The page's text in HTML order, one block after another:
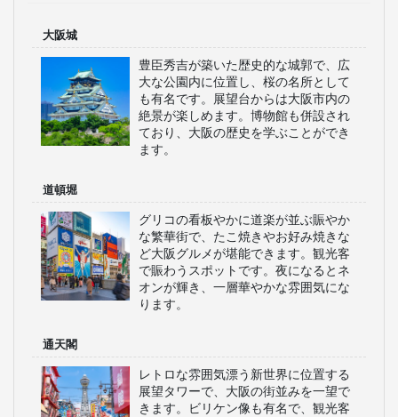
大阪城
豊臣秀吉が築いた歴史的な城郭で、広
大な公園内に位置し、桜の名所として
も有名です。展望台からは大阪市内の
絶景が楽しめます。博物館も併設され
ており、大阪の歴史を学ぶことができ
ます。
道頓堀
グリコの看板やかに道楽が並ぶ賑やか
な繁華街で、たこ焼きやお好み焼きな
ど大阪グルメが堪能できます。観光客
で賑わうスポットです。夜になるとネ
オンが輝き、一層華やかな雰囲気にな
ります。
通天閣
レトロな雰囲気漂う新世界に位置する
展望タワーで、大阪の街並みを一望で
きます。ビリケン像も有名で、観光客